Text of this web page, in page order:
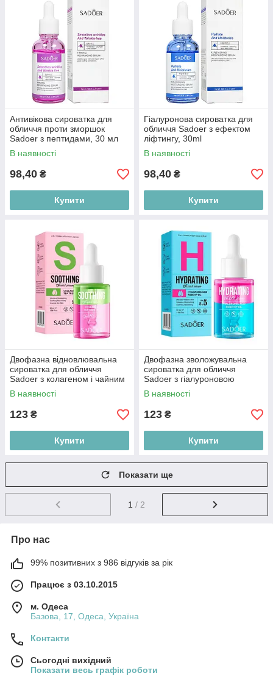
Антивікова сироватка для
обличчя проти зморшок
Sadoer з пептидами, 30 мл
В наявності
98,40 ₴
Купити
Гіалуронова сироватка для
обличчя Sadoer з ефектом
ліфтингу, 30ml
В наявності
98,40 ₴
Купити
Двофазна відновлювальна
сироватка для обличчя
Sadoer з колагеном і чайним
деревом, 30 мл
В наявності
123 ₴
Купити
Двофазна зволожувальна
сироватка для обличчя
Sadoer з гіалуроновою
кислотою та олією шипшини,
30 мл
В наявності
123 ₴
Купити
Показати ще
1 / 2
Про нас
99% позитивних з 986 відгуків за рік
Працює з 03.10.2015
м. Одеса
Базова, 17, Одеса, Україна
Контакти
Сьогодні вихідний
Показати весь графік роботи